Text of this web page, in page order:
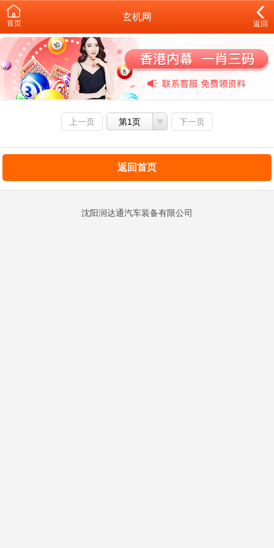
首页
玄机网
返回
上一页 第1页 下一页
返回首页
沈阳润达通汽车装备有限公司